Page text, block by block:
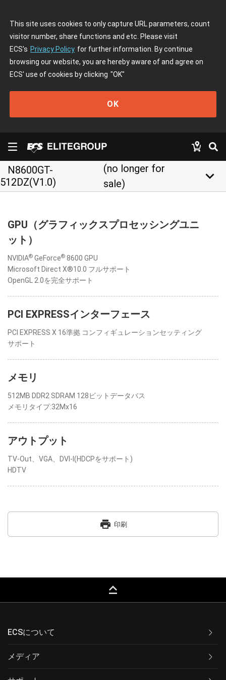
This site uses cookies to only capture URL parameters, count
visitor number, share functions and etc. Please visit
ECS's Privacy Policy for further information. By continue
browsing our website, you are hereby aware of and agree on
ECS' use of cookies by clicking "OK"
OK
N8600GT-
512DZ(V1.0)
(no longer for
sale)
keyboard_arrow_down
GPU（グラフィックスプロセッシングユニ
ット）
NVIDIA® GeForce® 8600 GPU
Microsoft Direct X®10.0 フルサポート
OpenGL 2.0を完全サポート
PCI EXPRESSインターフェース
PCI EXPRESS X 16準拠 コンフィギュレーションセッティング
サポート
メモリ
512MB DDR2 SDRAM 128ビットデータバス
メモリタイプ:32Mx16
アウトプット
TV-Out、VGA、DVI-I(HDCPをサポート)
HDTV
print 印刷
keyboard_capslock
ECSについて
メディア